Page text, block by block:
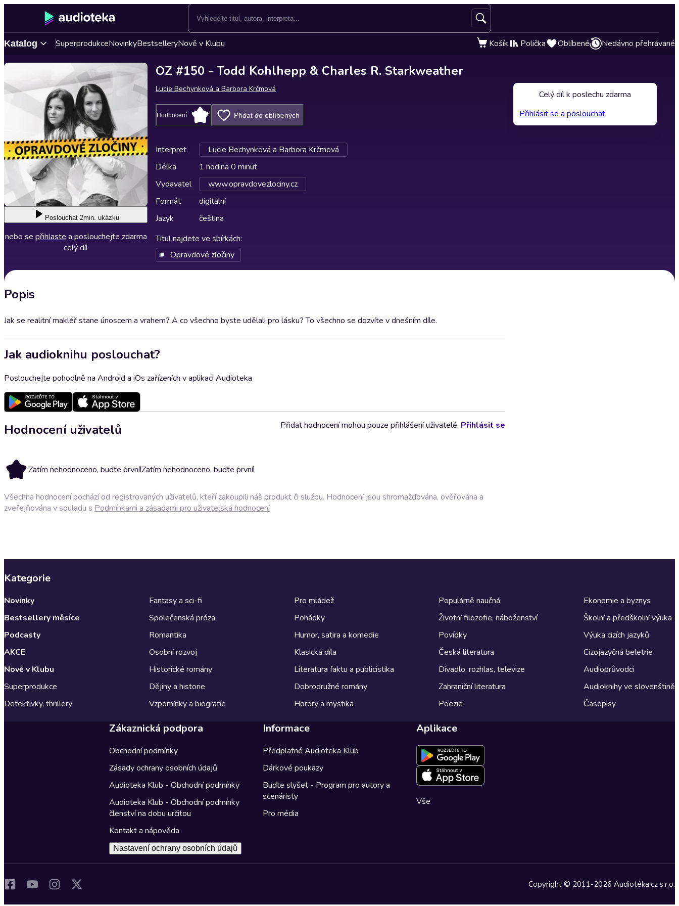
Katalog SuperprodukceNovinkyBestselleryNově v Klubu Košík Polička Oblíbené Nedávno přehrávané
Poslouchat 2min. ukázku
nebo se přihlaste a poslouchejte zdarma
celý díl
OZ #150 - Todd Kohlhepp & Charles R. Starkweather
Lucie Bechynková a Barbora Krčmová
Hodnocení Přidat do oblíbených
Interpret
Lucie Bechynková a Barbora Krčmová
Délka
1 hodina 0 minut
Vydavatel
www.opravdovezlociny.cz
Formát
digitální
Jazyk
čeština
Titul najdete ve sbírkách:
Opravdové zločiny
Popis
Jak se realitní makléř stane únoscem a vrahem? A co všechno byste udělali pro lásku? To všechno se dozvíte v dnešním díle.
Jak audioknihu poslouchat?
Poslouchejte pohodlně na Android a iOs zařízeních v aplikaci Audioteka
Hodnocení uživatelů
Zatím nehodnoceno, buďte první!Zatím nehodnoceno, buďte první!
Přidat hodnocení mohou pouze přihlášení uživatelé. Přihlásit se
Všechna hodnocení pochází od registrovaných uživatelů, kteří zakoupili náš produkt či službu. Hodnocení jsou shromažďována, ověřována a
zveřejňována v souladu s Podmínkami a zásadami pro uživatelská hodnocení
Celý díl k poslechu zdarma
Přihlásit se a poslouchat
Kategorie
Novinky
Bestsellery měsíce
Podcasty
AKCE
Nově v Klubu
Superprodukce
Detektivky, thrillery
Fantasy a sci-fi
Společenská próza
Romantika
Osobní rozvoj
Historické romány
Dějiny a historie
Vzpomínky a biografie
Pro mládež
Pohádky
Humor, satira a komedie
Klasická díla
Literatura faktu a publicistika
Dobrodružné romány
Horory a mystika
Populárně naučná
Životní filozofie, náboženství
Povídky
Česká literatura
Divadlo, rozhlas, televize
Zahraniční literatura
Poezie
Ekonomie a byznys
Školní a předškolní výuka
Výuka cizích jazyků
Cizojazyčná beletrie
Audioprůvodci
Audioknihy ve slovenštině
Časopisy
Zákaznická podpora
Obchodní podmínky
Zásady ochrany osobních údajů
Audioteka Klub - Obchodní podmínky
Audioteka Klub - Obchodní podmínky
členství na dobu určitou
Kontakt a nápověda
Nastavení ochrany osobních údajů
Informace
Předplatné Audioteka Klub
Dárkové poukazy
Buďte slyšet - Program pro autory a
scenáristy
Pro média
Aplikace
Vše
Copyright © 2011-2026 Audiotéka.cz s.r.o.